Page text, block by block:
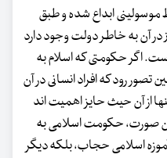
موسولینی ابداع شده و طبق
آن به خاطر دولت وجود دارد
اگر حکومتی که اسلام به
رود که افراد انسانی در آن
از آن حیث حایز اهمیت اند
صورت، حکومت اسلامی به
اسلامی حجاب، بلکه دیگر